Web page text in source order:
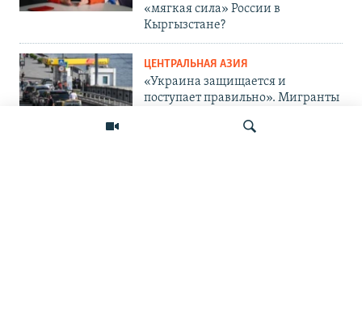
«мягкая сила» России в
Кыргызстане?
ЦЕНТРАЛЬНАЯ АЗИЯ
«Украина защищается и
поступает правильно». Мигранты
и его последствиях